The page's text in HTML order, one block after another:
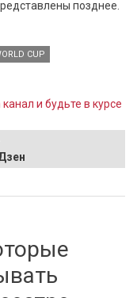
позднее.
CUP
и будьте в курсе